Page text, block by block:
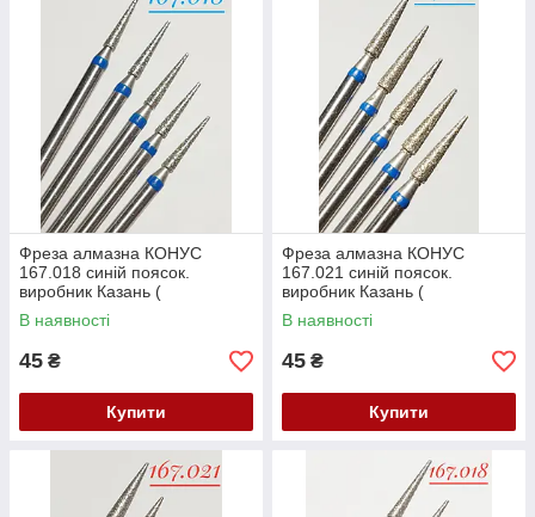
Фреза алмазна КОНУС
167.018 синій поясок.
виробник Казань (
104.167.524.018) Залишок
В наявності
45 ₴
Купити
Фреза алмазна КОНУС
167.021 синій поясок.
виробник Казань (
104.167.524.021) Залишок
В наявності
45 ₴
Купити